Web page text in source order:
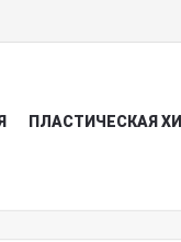
ПЛАСТИЧЕСКАЯ